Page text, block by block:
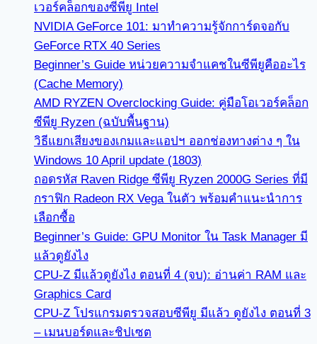
เวอร์คล็อกของซีพียู Intel
NVIDIA GeForce 101: มาทำความรู้จักการ์ดจอกับ
GeForce RTX 40 Series
Beginner’s Guide หน่วยความจำแคชในซีพียูคืออะไร
(Cache Memory)
AMD RYZEN Overclocking Guide: คู่มือโอเวอร์คล็อก
ซีพียู Ryzen (ฉบับพื้นฐาน)
วิธีแยกเสียงของเกมและแอปฯ ออกช่องทางต่าง ๆ ใน
Windows 10 April update (1803)
ถอดรหัส Raven Ridge ซีพียู Ryzen 2000G Series ที่มี
กราฟิก Radeon RX Vega ในตัว พร้อมคำแนะนำการ
เลือกซื้อ
Beginner’s Guide: GPU Monitor ใน Task Manager มี
แล้วดูยังไง
CPU-Z มีแล้วดูยังไง ตอนที่ 4 (จบ): อ่านค่า RAM และ
Graphics Card
CPU-Z โปรแกรมตรวจสอบซีพียู มีแล้ว ดูยังไง ตอนที่ 3
– เมนบอร์ดและชิปเซต